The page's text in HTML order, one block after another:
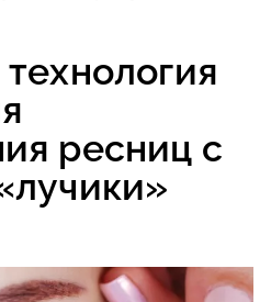
ресниц с